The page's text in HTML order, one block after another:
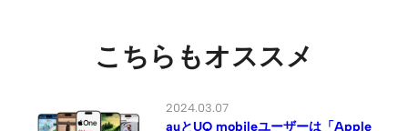
こちらもオススメ
2024.03.07
auとUQ mobileユーザーは「Apple